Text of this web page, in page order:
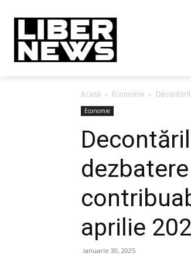
Acasă Economie
Economie
aprilie
ianuarie 30, 2025